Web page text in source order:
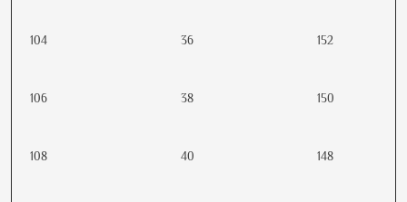
104 36 152
106 38 150
108 40 148